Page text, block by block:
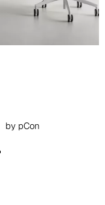
by pCon